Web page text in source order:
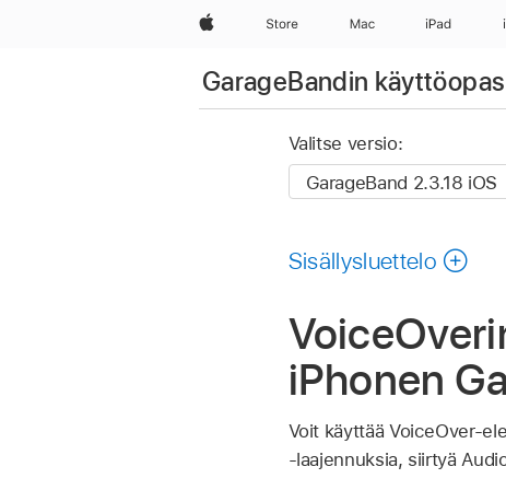
Apple Store Mac iPad
GarageBandin
Valitse versio:
Sisällysluettelo
iPhonen
Voit käyttää VoiceOver-
‑laajennuksia, siirtyä